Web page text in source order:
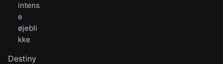
intens
e
øjebli
kke
Destiny